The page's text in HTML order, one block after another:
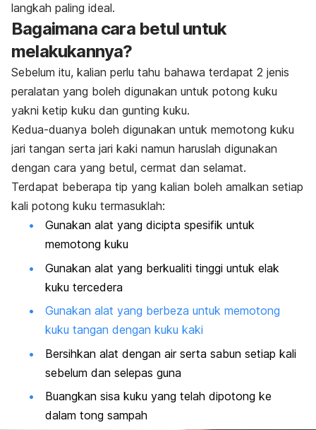
langkah paling ideal.
Bagaimana cara betul untuk
melakukannya?
Sebelum itu, kalian perlu tahu bahawa terdapat 2 jenis
peralatan yang boleh digunakan untuk potong kuku
yakni ketip kuku dan gunting kuku.
Kedua-duanya boleh digunakan untuk memotong kuku
jari tangan serta jari kaki namun haruslah digunakan
dengan cara yang betul, cermat dan selamat.
Terdapat beberapa tip yang kalian boleh amalkan setiap
kali potong kuku termasuklah:
Gunakan alat yang dicipta spesifik untuk
memotong kuku
Gunakan alat yang berkualiti tinggi untuk elak
kuku tercedera
Gunakan alat yang berbeza untuk memotong
kuku tangan dengan kuku kaki
Bersihkan alat dengan air serta sabun setiap kali
sebelum dan selepas guna
Buangkan sisa kuku yang telah dipotong ke
dalam tong sampah